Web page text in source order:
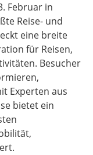
Februar in
Reise- und
eine breite
für Reisen,
Besucher
Experten aus
bietet ein